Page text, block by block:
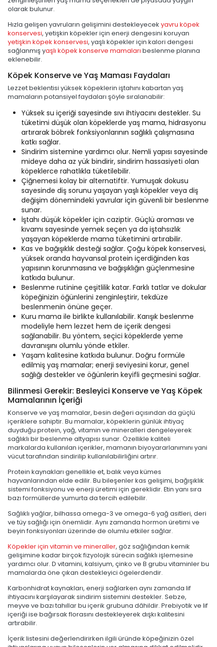
olarak bulunur.
Hızla gelişen yavruların gelişimini destekleyecek yavru köpek
konservesi, yetişkin köpekler için enerji dengesini koruyan
yetişkin köpek konservesi, yaşlı köpekler için kalori dengesi
sağlanmış yaşlı köpek konserve mamaları beslenme planına
eklenebilir.
Köpek Konserve ve Yaş Maması Faydaları
Lezzet beklentisi yüksek köpeklerin iştahını kabartan yaş
mamaların potansiyel faydaları şöyle sıralanabilir:
Yüksek su içeriği sayesinde sıvı ihtiyacını destekler. Su
tüketimi düşük olan köpeklerde yaş mama, hidrasyonu
artırarak böbrek fonksiyonlarının sağlıklı çalışmasına
katkı sağlar.
Sindirim sistemine yardımcı olur. Nemli yapısı sayesinde
mideye daha az yük bindirir, sindirim hassasiyeti olan
köpeklerce rahatlıkla tüketilebilir.
Çiğnemesi kolay bir alternatiftir. Yumuşak dokusu
sayesinde diş sorunu yaşayan yaşlı köpekler veya diş
değişim dönemindeki yavrular için güvenli bir beslenme
sunar.
İştahı düşük köpekler için caziptir. Güçlü aroması ve
kıvamı sayesinde yemek seçen ya da iştahsızlık
yaşayan köpeklerde mama tüketimini artırabilir.
Kas ve bağışıklık desteği sağlar. Çoğu köpek konservesi,
yüksek oranda hayvansal protein içerdiğinden kas
yapısının korunmasına ve bağışıklığın güçlenmesine
katkıda bulunur.
Beslenme rutinine çeşitlilik katar. Farklı tatlar ve dokular
köpeğinizin öğünlerini zenginleştirir, tekdüze
beslenmenin önüne geçer.
Kuru mama ile birlikte kullanılabilir. Karışık beslenme
modeliyle hem lezzet hem de içerik dengesi
sağlanabilir. Bu yöntem, seçici köpeklerde yeme
davranışını olumlu yönde etkiler.
Yaşam kalitesine katkıda bulunur. Doğru formüle
edilmiş yaş mamalar; enerji seviyesini korur, genel
sağlığı destekler ve öğünlerin keyifli geçmesini sağlar.
Bilinmesi Gerekir: Besleyici Konserve ve Yaş Köpek
Mamalarının İçeriği
Konserve ve yaş mamalar, besin değeri açısından da güçlü
içeriklere sahiptir. Bu mamalar, köpeklerin günlük ihtiyaç
duyduğu protein, yağ, vitamin ve mineralleri dengeleyerek
sağlıklı bir beslenme altyapısı sunar. Özellikle kaliteli
markalarda kullanılan içerikler, mamanın biyoyararlanımını yani
vücut tarafından sindirilip kullanılabilirliğini artırır.
Protein kaynakları genellikle et, balık veya kümes
hayvanlarından elde edilir. Bu bileşenler kas gelişimi, bağışıklık
sistemi fonksiyonu ve enerji üretimi için gereklidir. Etin yanı sıra
bazı formüllerde yumurta da tercih edilebilir.
Sağlıklı yağlar, bilhassa omega-3 ve omega-6 yağ asitleri, deri
ve tüy sağlığı için önemlidir. Aynı zamanda hormon üretimi ve
beyin fonksiyonları üzerinde de olumlu etkiler sağlar.
Köpekler için vitamin ve mineraller, göz sağlığından kemik
gelişimine kadar birçok fizyolojik sürecin sağlıklı işlemesine
yardımcı olur. D vitamini, kalsiyum, çinko ve B grubu vitaminler bu
mamalarda öne çıkan destekleyici ögelerdendir.
Karbonhidrat kaynakları, enerji sağlarken aynı zamanda lif
ihtiyacını karşılayarak sindirim sistemini destekler. Sebze,
meyve ve bazı tahıllar bu içerik grubuna dâhildir. Prebiyotik ve lif
içeriği ise bağırsak florasını destekleyerek dışkı kalitesini
artırabilir.
İçerik listesini değerlendirirken ilgili üründe köpeğinizin özel